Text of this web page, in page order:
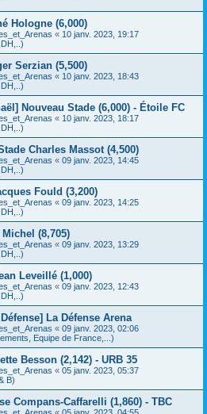
Hologne (6,000)
« 10 janv. 2023, 19:17
Serzian (5,500)
« 10 janv. 2023, 18:43
Nouveau Stade (6,000) - Étoile FC
« 10 janv. 2023, 18:17
Charles Massot (4,500)
« 09 janv. 2023, 14:45
Fould (3,200)
« 09 janv. 2023, 14:25
(8,705)
« 09 janv. 2023, 13:29
Leveillé (1,000)
« 09 janv. 2023, 12:43
La Défense Arena
« 09 janv. 2023, 02:06
Equipe de France,...)
Besson (2,142) - URB 35
« 05 janv. 2023, 05:37
B)
Compans-Caffarelli (1,860) - TBC
« 05 janv. 2023, 04:55